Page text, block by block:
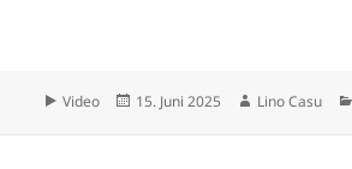
Format
Video
Veröffentlicht
15. Juni 2025 Autor
Lino Casu